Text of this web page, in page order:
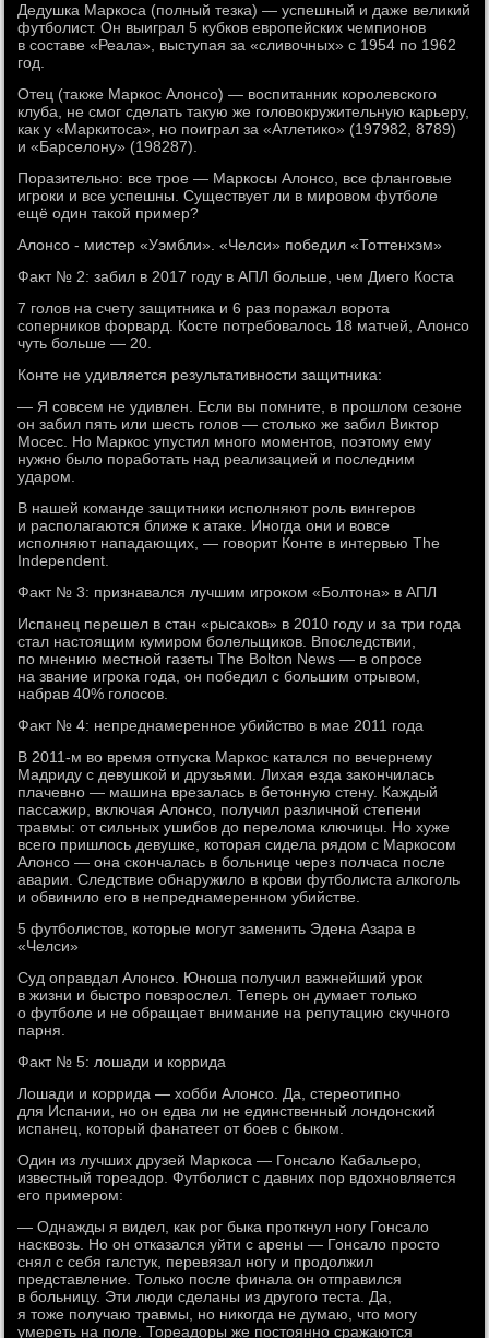
Дедушка Маркоса (полный тезка) — успешный и даже великий
футболист. Он выиграл 5 кубков европейских чемпионов
в составе «Реала», выступая за «сливочных» с 1954 по 1962
год.
Отец (также Маркос Алонсо) — воспитанник королевского
клуба, не смог сделать такую же головокружительную карьеру,
как у «Маркитоса», но поиграл за «Атлетико» (197982, 8789)
и «Барселону» (198287).
Поразительно: все трое — Маркосы Алонсо, все фланговые
игроки и все успешны. Существует ли в мировом футболе
ещё один такой пример?
Алонсо - мистер «Уэмбли». «Челси» победил «Тоттенхэм»
Факт № 2: забил в 2017 году в АПЛ больше, чем Диего Коста
7 голов на счету защитника и 6 раз поражал ворота
соперников форвард. Косте потребовалось 18 матчей, Алонсо
чуть больше — 20.
Конте не удивляется результативности защитника:
— Я совсем не удивлен. Если вы помните, в прошлом сезоне
он забил пять или шесть голов — столько же забил Виктор
Мосес. Но Маркос упустил много моментов, поэтому ему
нужно было поработать над реализацией и последним
ударом.
В нашей команде защитники исполняют роль вингеров
и располагаются ближе к атаке. Иногда они и вовсе
исполняют нападающих, — говорит Конте в интервью The
Independent.
Факт № 3: признавался лучшим игроком «Болтона» в АПЛ
Испанец перешел в стан «рысаков» в 2010 году и за три года
стал настоящим кумиром болельщиков. Впоследствии,
по мнению местной газеты The Bolton News — в опросе
на звание игрока года, он победил с большим отрывом,
набрав 40% голосов.
Факт № 4: непреднамеренное убийство в мае 2011 года
В 2011-м во время отпуска Маркос катался по вечернему
Мадриду с девушкой и друзьями. Лихая езда закончилась
плачевно — машина врезалась в бетонную стену. Каждый
пассажир, включая Алонсо, получил различной степени
травмы: от сильных ушибов до перелома ключицы. Но хуже
всего пришлось девушке, которая сидела рядом с Маркосом
Алонсо — она скончалась в больнице через полчаса после
аварии. Следствие обнаружило в крови футболиста алкоголь
и обвинило его в непреднамеренном убийстве.
5 футболистов, которые могут заменить Эдена Азара в
«Челси»
Суд оправдал Алонсо. Юноша получил важнейший урок
в жизни и быстро повзрослел. Теперь он думает только
о футболе и не обращает внимание на репутацию скучного
парня.
Факт № 5: лошади и коррида
Лошади и коррида — хобби Алонсо. Да, стереотипно
для Испании, но он едва ли не единственный лондонский
испанец, который фанатеет от боев с быком.
Один из лучших друзей Маркоса — Гонсало Кабальеро,
известный тореадор. Футболист с давних пор вдохновляется
его примером:
— Однажды я видел, как рог быка проткнул ногу Гонсало
насквозь. Но он отказался уйти с арены — Гонсало просто
снял с себя галстук, перевязал ногу и продолжил
представление. Только после финала он отправился
в больницу. Эти люди сделаны из другого теста. Да,
я тоже получаю травмы, но никогда не думаю, что могу
умереть на поле. Тореадоры же постоянно сражаются